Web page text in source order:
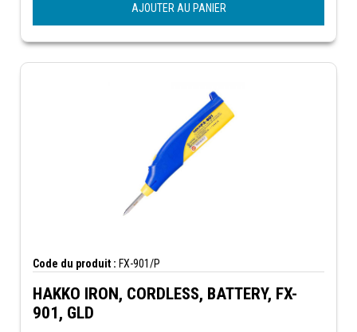
AJOUTER AU PANIER
Code du produit : FX-901/P
HAKKO IRON, CORDLESS, BATTERY, FX-
901, GLD